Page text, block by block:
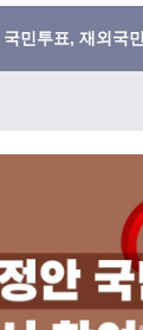
민투표, 재외국